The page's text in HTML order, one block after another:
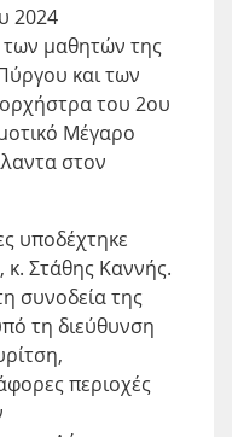
2024
μαθητών της
και των
του 2ου
Μέγαρο
στον
υποδέχτηκε
Στάθης Καννής.
συνοδεία της
τη διεύθυνση
περιοχές